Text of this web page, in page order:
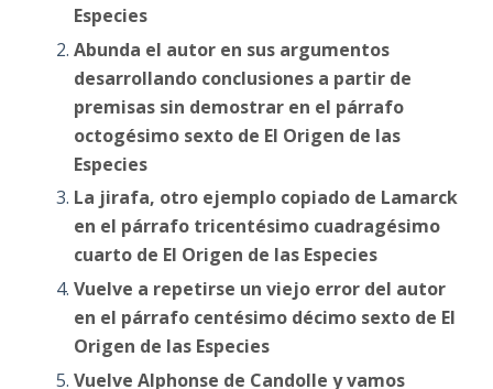
Especies
Abunda el autor en sus argumentos
desarrollando conclusiones a partir de
premisas sin demostrar en el párrafo
octogésimo sexto de El Origen de las
Especies
La jirafa, otro ejemplo copiado de Lamarck
en el párrafo tricentésimo cuadragésimo
cuarto de El Origen de las Especies
Vuelve a repetirse un viejo error del autor
en el párrafo centésimo décimo sexto de El
Origen de las Especies
Vuelve Alphonse de Candolle y vamos